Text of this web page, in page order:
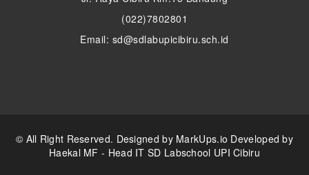
(022)7802801
Email: sd@sdlabupicibiru.sch.id
© All Right Reserved. Designed by MarkUps.io Developed by
Haekal MF - Head IT SD Labschool UPI Cibiru